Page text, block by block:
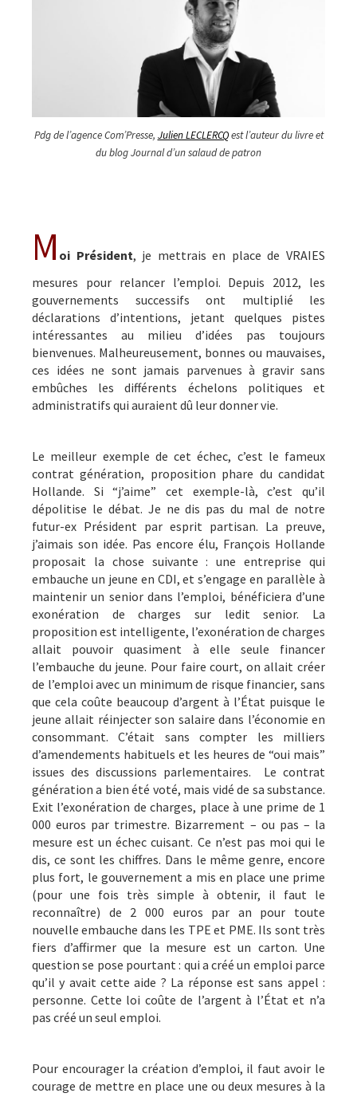
Pdg de l’agence Com’Presse, Julien LECLERCQest l’auteur du livre et
du blog Journal d’un salaud de patron
M oi Président, je mettrais en place de VRAIES
mesures pour relancer l’emploi. Depuis 2012, les
gouvernements successifs ont multiplié les
déclarations d’intentions, jetant quelques pistes
intéressantes au milieu d’idées pas toujours
bienvenues. Malheureusement, bonnes ou mauvaises,
ces idées ne sont jamais parvenues à gravir sans
embûches les différents échelons politiques et
administratifs qui auraient dû leur donner vie.
Le meilleur exemple de cet échec, c’est le fameux
contrat génération, proposition phare du candidat
Hollande. Si “j’aime” cet exemple-là, c’est qu’il
dépolitise le débat. Je ne dis pas du mal de notre
futur-ex Président par esprit partisan. La preuve,
j’aimais son idée. Pas encore élu, François Hollande
proposait la chose suivante : une entreprise qui
embauche un jeune en CDI, et s’engage en parallèle à
maintenir un senior dans l’emploi, bénéficiera d’une
exonération de charges sur ledit senior. La
proposition est intelligente, l’exonération de charges
allait pouvoir quasiment à elle seule financer
l’embauche du jeune. Pour faire court, on allait créer
de l’emploi avec un minimum de risque financier, sans
que cela coûte beaucoup d’argent à l’État puisque le
jeune allait réinjecter son salaire dans l’économie en
consommant. C’était sans compter les milliers
d’amendements habituels et les heures de “oui mais”
issues des discussions parlementaires. Le contrat
génération a bien été voté, mais vidé de sa substance.
Exit l’exonération de charges, place à une prime de 1
000 euros par trimestre. Bizarrement – ou pas – la
mesure est un échec cuisant. Ce n’est pas moi qui le
dis, ce sont les chiffres. Dans le même genre, encore
plus fort, le gouvernement a mis en place une prime
(pour une fois très simple à obtenir, il faut le
reconnaître) de 2 000 euros par an pour toute
nouvelle embauche dans les TPE et PME. Ils sont très
fiers d’affirmer que la mesure est un carton. Une
question se pose pourtant : qui a créé un emploi parce
qu’il y avait cette aide ? La réponse est sans appel :
personne. Cette loi coûte de l’argent à l’État et n’a
pas créé un seul emploi.
Pour encourager la création d’emploi, il faut avoir le
courage de mettre en place une ou deux mesures à la